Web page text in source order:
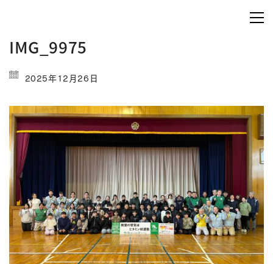
IMG_9975
2025年12月26日